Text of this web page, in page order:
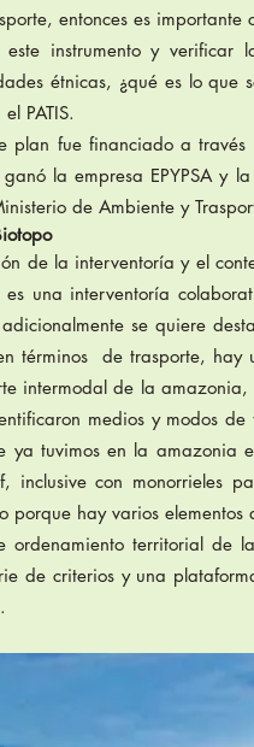
entonces es
instrumento y verificar
étnicas, ¿qué es lo que
PATIS.
plan fue financiado a
la empresa EPYPSA y
de Ambiente y
de la interventoría y el
una interventoría
se quiere
términos de trasporte,
intermodal de la
medios y modos
ya tuvimos en la amazonia
inclusive con monorrieles
porque hay varios
ordenamiento territorial
de criterios y una